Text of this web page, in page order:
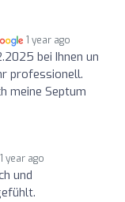
1 year ago
bei Ihnen un
professionell.
meine Septum
1 year ago
und